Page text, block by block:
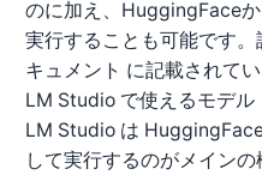
のに加え、HuggingFace
実行することも可能です。
キュメント に記載されてい
LM Studio で使えるモデル
LM Studio は
して実行するのがメイン